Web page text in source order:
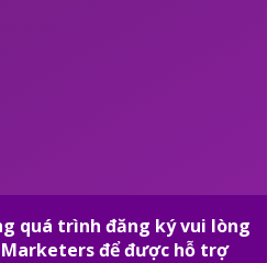
quá trình đăng ký vui lòng
để được hỗ trợ